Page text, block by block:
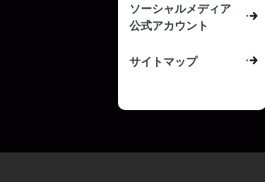
ソーシャルメディア
公式アカウント
サイトマップ